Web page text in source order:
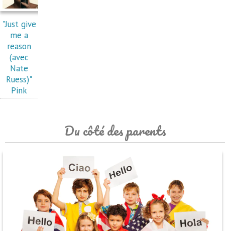
"Just give
me a
reason
(avec
Nate
Ruess)"
Pink
Du côté des parents